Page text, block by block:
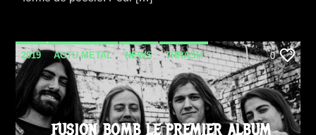
2019 ACTU METAL NEWS THRASH
VIDEO STORIES
0
FUSION BOMB LE PREMIER ALBUM